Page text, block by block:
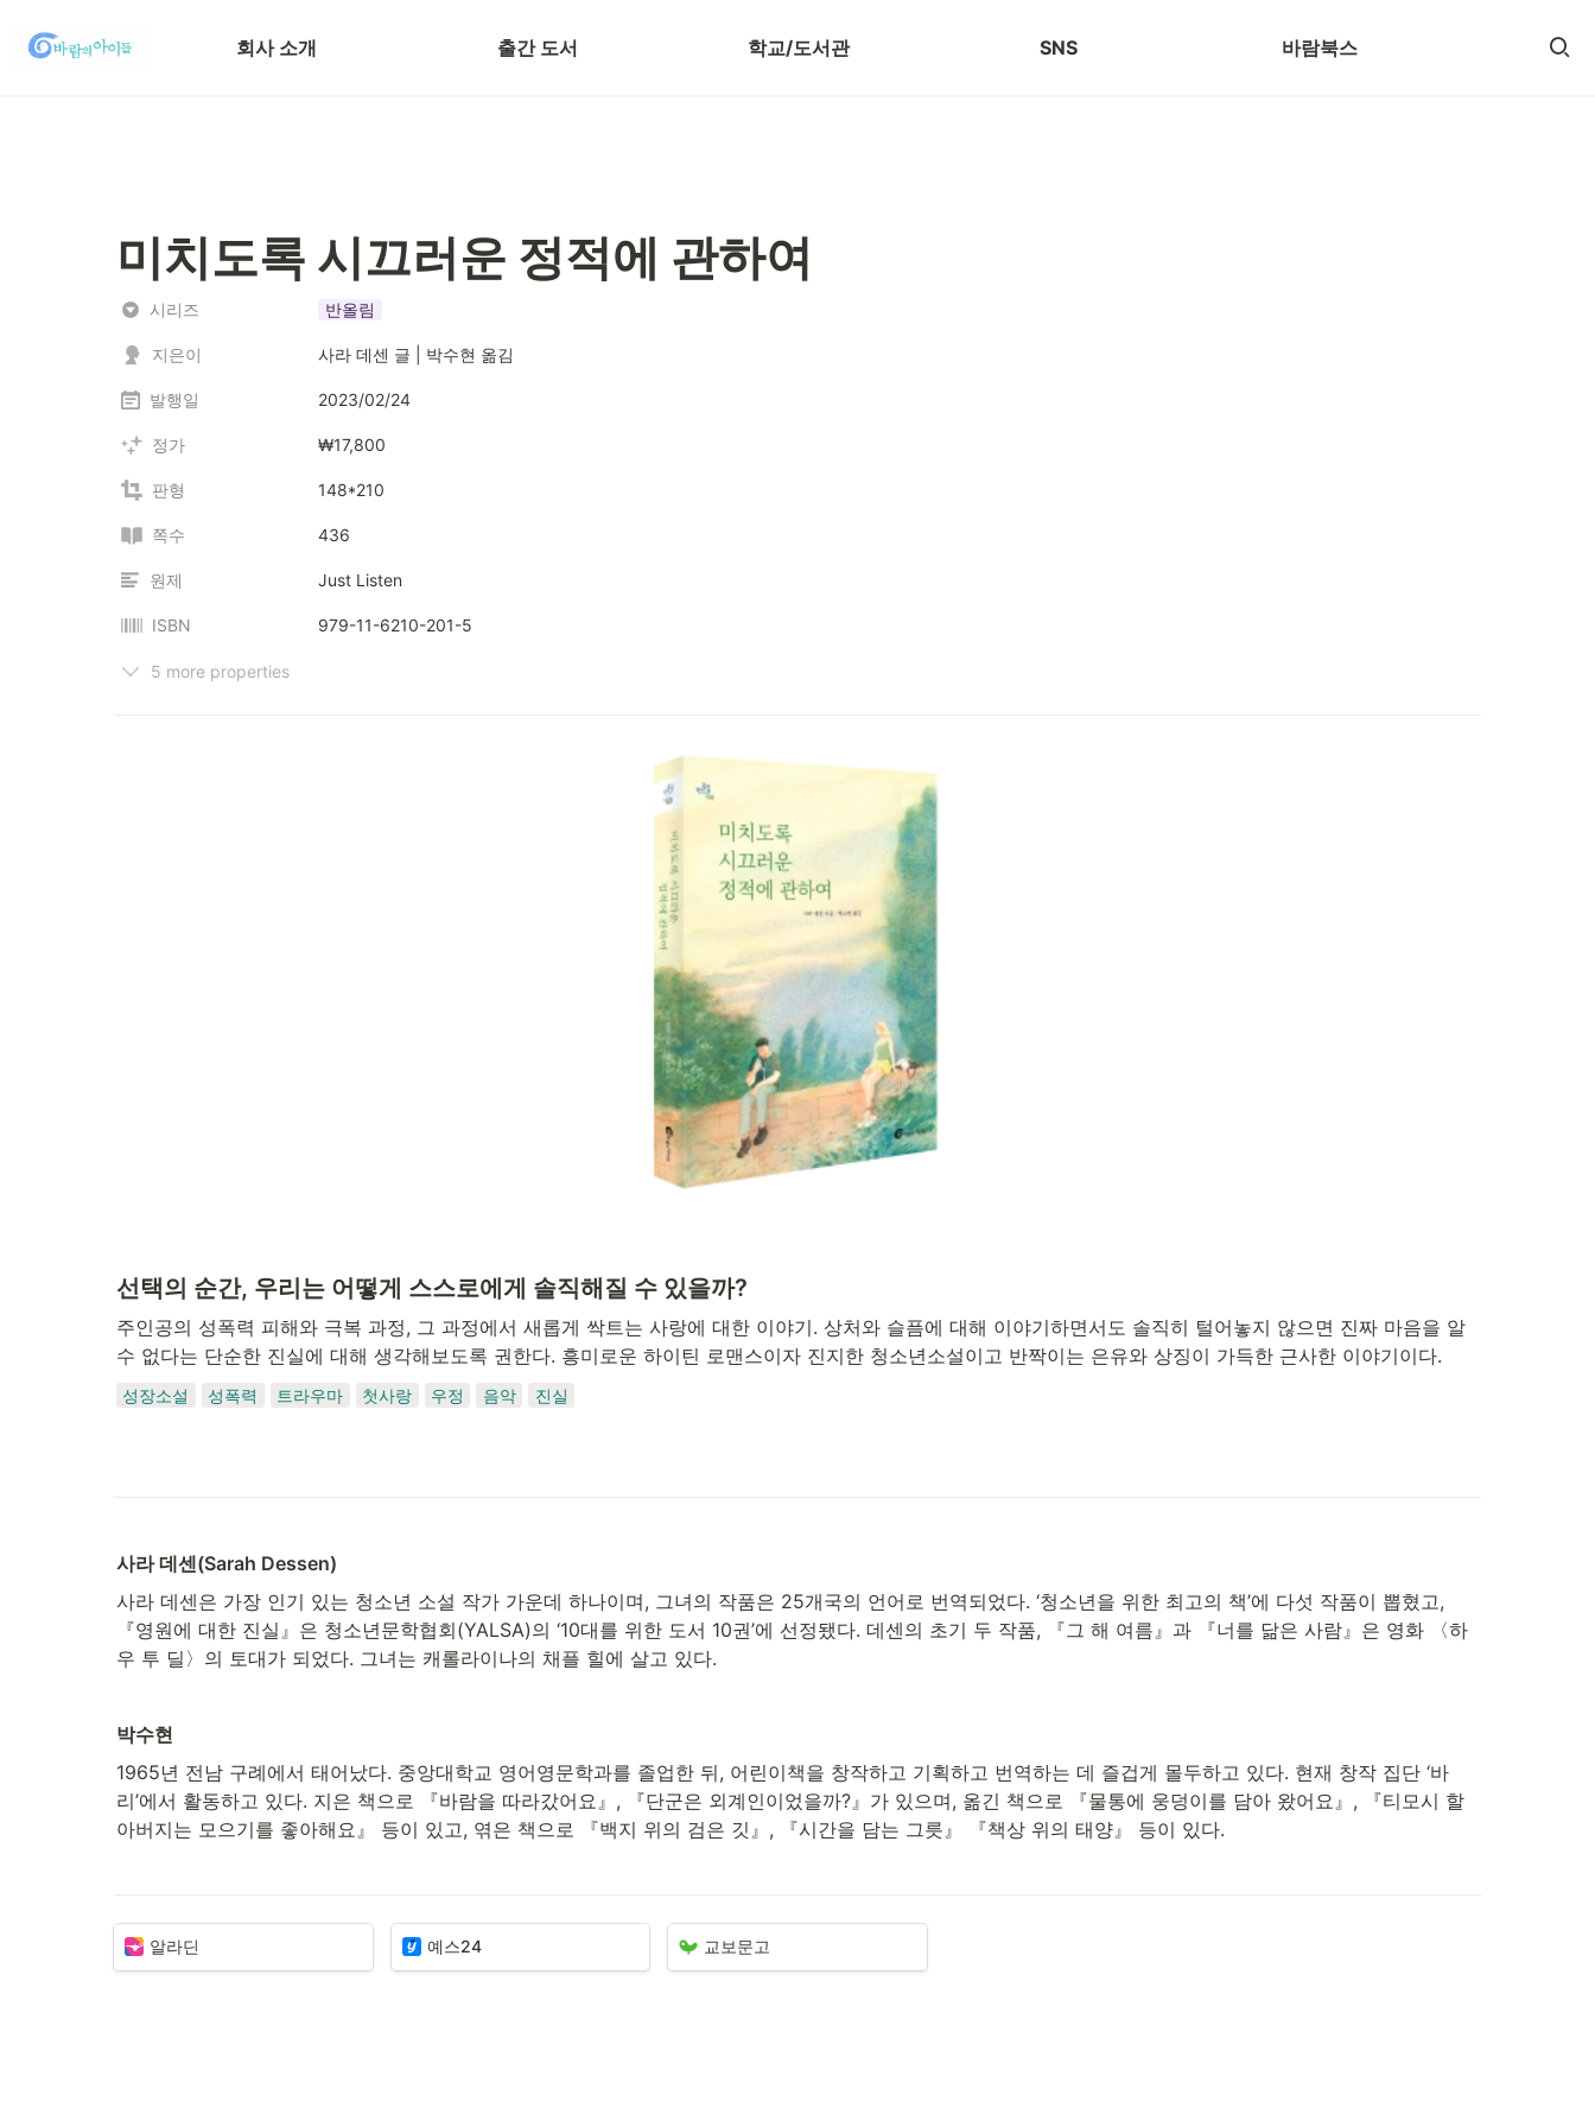
회사 소개 출간 도서 학교/도서관 SNS 바람북스
투고 안내
미치도록 시끄러운 정적에 관하여
시리즈 반올림
지은이 사라 데센 글 | 박수현 옮김
발행일 2023/02/24
정가 ₩17,800
판형 148*210
쪽수 436
원제 Just Listen
ISBN 979-11-6210-201-5
5 more properties
선택의 순간, 우리는 어떻게 스스로에게 솔직해질 수 있을까?
주인공의 성폭력 피해와 극복 과정, 그 과정에서 새롭게 싹트는 사랑에 대한 이야기. 상처와 슬픔에 대해 이야기하면서도 솔직히 털어놓지 않으면 진짜 마음을 알
수 없다는 단순한 진실에 대해 생각해보도록 권한다. 흥미로운 하이틴 로맨스이자 진지한 청소년소설이고 반짝이는 은유와 상징이 가득한 근사한 이야기이다.
성장소설 성폭력 트라우마 첫사랑 우정 음악 진실
사라 데센(Sarah Dessen)
사라 데센은 가장 인기 있는 청소년 소설 작가 가운데 하나이며, 그녀의 작품은 25개국의 언어로 번역되었다. ‘청소년을 위한 최고의 책’에 다섯 작품이 뽑혔고,
『영원에 대한 진실』은 청소년문학협회(YALSA)의 ‘10대를 위한 도서 10권’에 선정됐다. 데센의 초기 두 작품, 『그 해 여름』과 『너를 닮은 사람』은 영화 〈하
우 투 딜〉의 토대가 되었다. 그녀는 캐롤라이나의 채플 힐에 살고 있다.
박수현
1965년 전남 구례에서 태어났다. 중앙대학교 영어영문학과를 졸업한 뒤, 어린이책을 창작하고 기획하고 번역하는 데 즐겁게 몰두하고 있다. 현재 창작 집단 ‘바
리’에서 활동하고 있다. 지은 책으로 『바람을 따라갔어요』, 『단군은 외계인이었을까?』가 있으며, 옮긴 책으로 『물통에 웅덩이를 담아 왔어요』, 『티모시 할
아버지는 모으기를 좋아해요』 등이 있고, 엮은 책으로 『백지 위의 검은 깃』, 『시간을 담는 그릇』 『책상 위의 태양』 등이 있다.
알라딘 예스24 교보문고